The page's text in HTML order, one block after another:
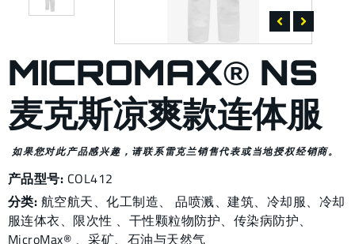
MICROMAX® NS
麦克斯凉爽款连体服
如果您对此产品感兴趣，请联系雷克兰销售代表或当地授权经销商。
产品型号: COL412
分类: 航空航天、化工制造、 品喷溅、建筑、 冷却服、 冷却
服连体衣、 限次性 、 干性颗粒物防护、 传染病防护、
MicroMax® 、采矿、 石油与天然气